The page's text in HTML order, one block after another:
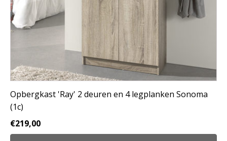
Opbergkast 'Ray' 2 deuren en 4 legplanken Sonoma
(1c)
€219,00